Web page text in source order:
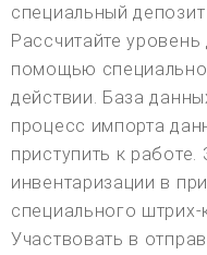
специальный
Рассчитайте
помощью
действии. База
процесс импорта
приступить к работе.
инвентаризации в
специального
Участвовать в